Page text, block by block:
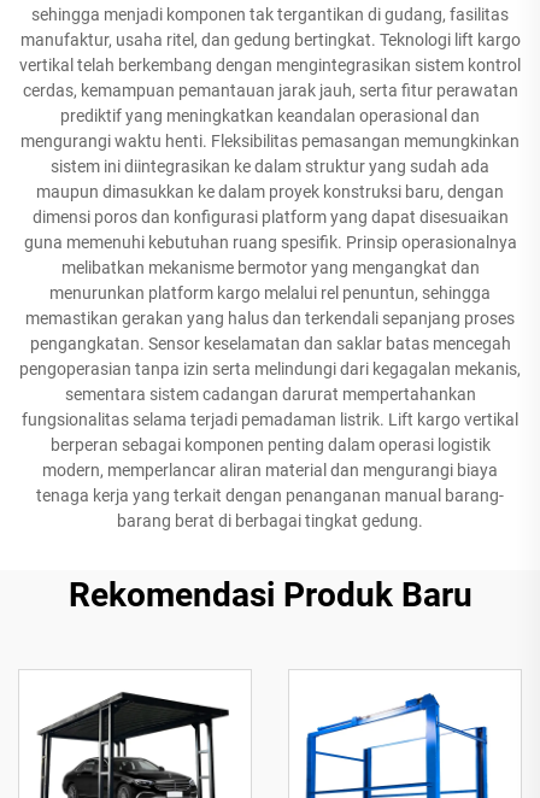
sehingga menjadi komponen tak tergantikan di gudang, fasilitas
manufaktur, usaha ritel, dan gedung bertingkat. Teknologi lift kargo
vertikal telah berkembang dengan mengintegrasikan sistem kontrol
cerdas, kemampuan pemantauan jarak jauh, serta fitur perawatan
prediktif yang meningkatkan keandalan operasional dan
mengurangi waktu henti. Fleksibilitas pemasangan memungkinkan
sistem ini diintegrasikan ke dalam struktur yang sudah ada
maupun dimasukkan ke dalam proyek konstruksi baru, dengan
dimensi poros dan konfigurasi platform yang dapat disesuaikan
guna memenuhi kebutuhan ruang spesifik. Prinsip operasionalnya
melibatkan mekanisme bermotor yang mengangkat dan
menurunkan platform kargo melalui rel penuntun, sehingga
memastikan gerakan yang halus dan terkendali sepanjang proses
pengangkatan. Sensor keselamatan dan saklar batas mencegah
pengoperasian tanpa izin serta melindungi dari kegagalan mekanis,
sementara sistem cadangan darurat mempertahankan
fungsionalitas selama terjadi pemadaman listrik. Lift kargo vertikal
berperan sebagai komponen penting dalam operasi logistik
modern, memperlancar aliran material dan mengurangi biaya
tenaga kerja yang terkait dengan penanganan manual barang-
barang berat di berbagai tingkat gedung.
Rekomendasi Produk Baru